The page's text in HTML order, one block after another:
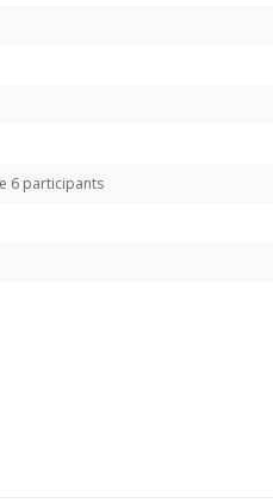
6 participants